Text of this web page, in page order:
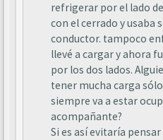
refrigerar por el lado
con el cerrado y usaba
conductor. tampoco
llevé a cargar y ahora
por los dos lados.
tener mucha carga
siempre va a estar
acompañante?
Si es así evitaría